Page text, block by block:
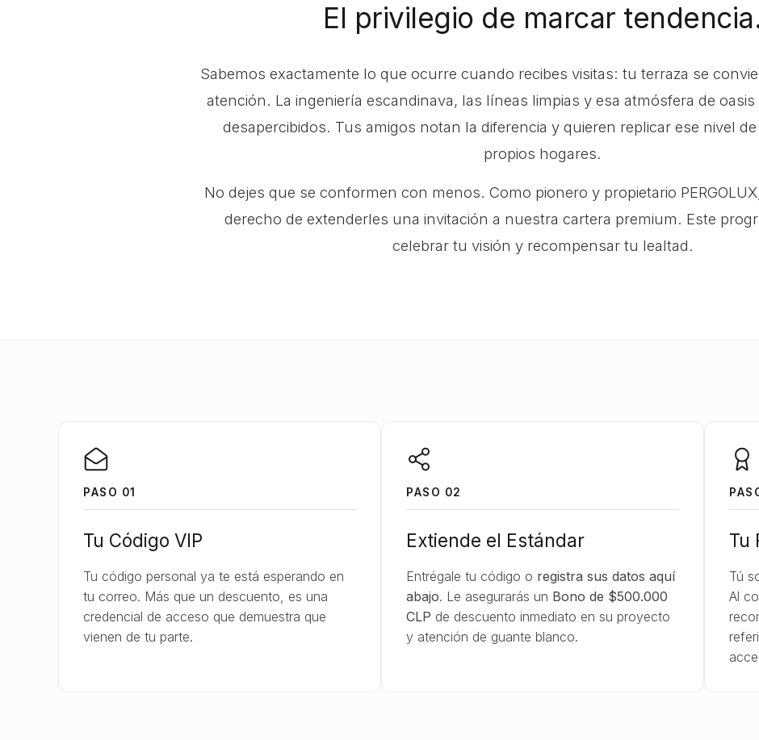
El privilegio de marcar
Sabemos exactamente lo que ocurre cuando recibes visitas: tu terraza se
atención. La ingeniería escandinava, las líneas limpias y esa atmósfera de
desapercibidos. Tus amigos notan la diferencia y quieren replicar ese nivel
propios hogares.
No dejes que se conformen con menos. Como pionero y propietario
derecho de extenderles una invitación a nuestra cartera premium. Este
celebrar tu visión y recompensar tu lealtad.
PASO 01
Tu Código VIP
Tu código personal ya te está esperando en
tu correo. Más que un descuento, es una
credencial de acceso que demuestra que
vienen de tu parte.
PASO 02
Extiende el Estándar
Entrégale tu código o registra sus datos aquí
abajo. Le asegurarás un Bono de $500.000
CLP de descuento inmediato en su proyecto
y atención de guante blanco.
Tu
Tú
Al